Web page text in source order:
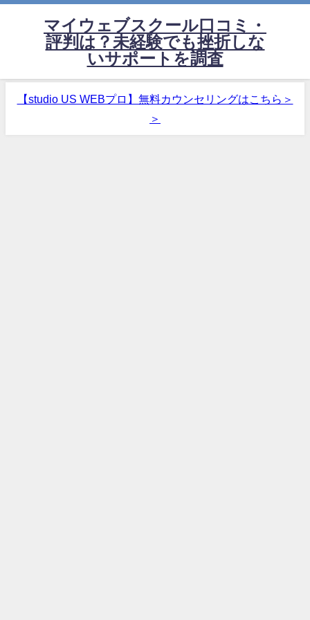
マイウェブスクール口コミ・
評判は？未経験でも挫折しな
いサポートを調査
【studio US WEBプロ】無料カウンセリングはこちら＞
＞